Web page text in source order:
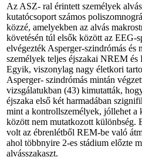
Az ASZ- ral érintett személyek
kutatócsoport számos
közzé, amelyekben az alvás
követésén túl elsők között az EEG-
elvégezték Asperger-szindrómás és
személyek teljes éjszakai NREM
Egyik, viszonylag nagy életkori
Asperger- szindrómás mintán
vizsgálatukban (43) kimutatták,
éjszaka első két harmadában
mint a kontrollszemélyek, jóllehet a
között nem mutatkozott különbség.
volt az ébrenlétből REM-be való
ahol többnyire 2-es stádium előzte
alvásszakaszt.